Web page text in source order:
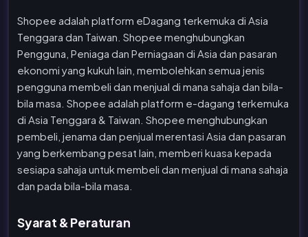
Shopee adalah platform eDagang terkemuka di Asia
Tenggara dan Taiwan. Shopee menghubungkan
Pengguna, Peniaga dan Perniagaan di Asia dan pasaran
ekonomi yang kukuh lain, membolehkan semua jenis
pengguna membeli dan menjual di mana sahaja dan bila-
bila masa. Shopee adalah platform e-dagang terkemuka
di Asia Tenggara & Taiwan. Shopee menghubungkan
pembeli, jenama dan penjual merentasi Asia dan pasaran
yang berkembang pesat lain, memberi kuasa kepada
sesiapa sahaja untuk membeli dan menjual di mana sahaja
dan pada bila-bila masa.
Syarat & Peraturan